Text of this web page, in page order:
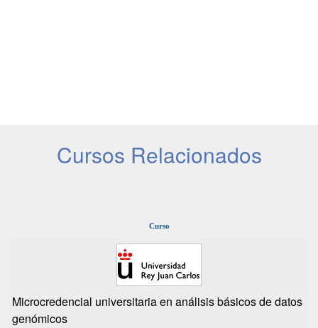
Cursos Relacionados
Curso
Microcredencial universitaria en análisis básicos de datos
genómicos